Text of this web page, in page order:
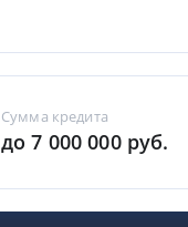
Сумма кредита
до 7 000 000 руб.